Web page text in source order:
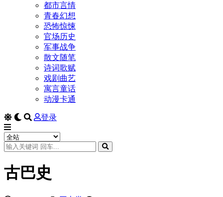
都市言情
青春幻想
恐怖惊悚
官场历史
军事战争
散文随笔
诗词歌赋
戏剧曲艺
寓言童话
动漫卡通
登录
古巴史